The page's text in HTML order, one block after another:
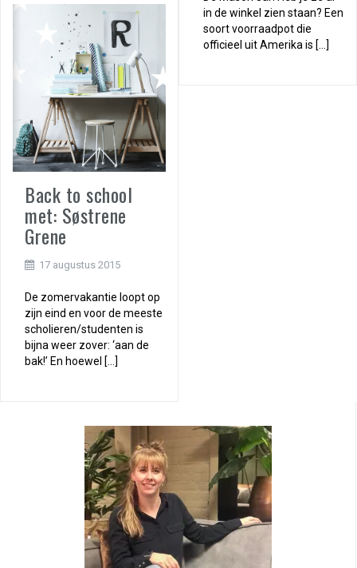
in de winkel zien staan? Een
soort voorraadpot die
officieel uit Amerika is […]
Back to school
met: Søstrene
Grene
17 augustus 2015
De zomervakantie loopt op
zijn eind en voor de meeste
scholieren/studenten is
bijna weer zover: ‘aan de
bak!’ En hoewel […]